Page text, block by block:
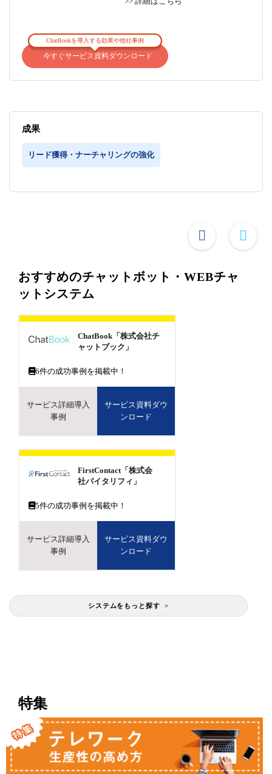
ChatBookを導入する効果や他社事例
今すぐサービス資料ダウンロード
成果
リード獲得・ナーチャリングの強化
おすすめのチャットボット・WEBチャ
ットシステム
ChatBook「株式会社チ
ャットブック」
6件の成功事例を掲載中！
サービス詳細導入
事例
サービス資料ダウ
ンロード
FirstContact「株式会
社バイタリフィ」
5件の成功事例を掲載中！
サービス詳細導入
事例
サービス資料ダウ
ンロード
システムをもっと探す >
特集